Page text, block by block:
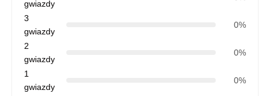
Zbiornik solanki do zmiękczacza wody
Żywica jonowymienna
gwiazdy
3
gwiazdy
0%
2
gwiazdy
0%
1
gwiazdy
0%